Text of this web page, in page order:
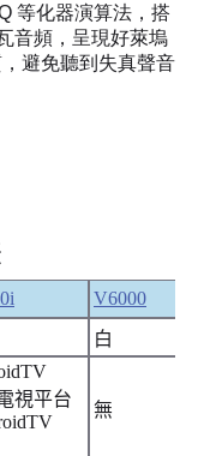
等化器演算法，搭
音頻，呈現好萊塢
避免聽到失真聲音
V6000
白
視平台
無